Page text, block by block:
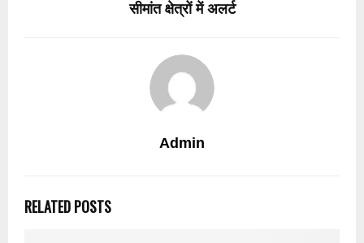
सीमांत क्षेत्रों में अलर्ट
Admin
RELATED POSTS